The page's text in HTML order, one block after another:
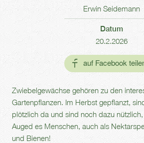
Zwiebelgewächse gehören zu den
Gartenpflanzen. Im Herbst gepflanzt,
plötzlich da und sind noch dazu
Auged es Menschen, auch als
und Bienen!
Erwin Seidemann
Datum
20.2.2026